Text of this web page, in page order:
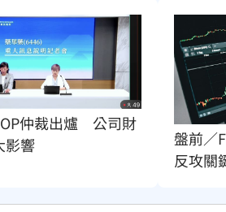
仲裁出爐　公司財
影響
盤前／
反攻關